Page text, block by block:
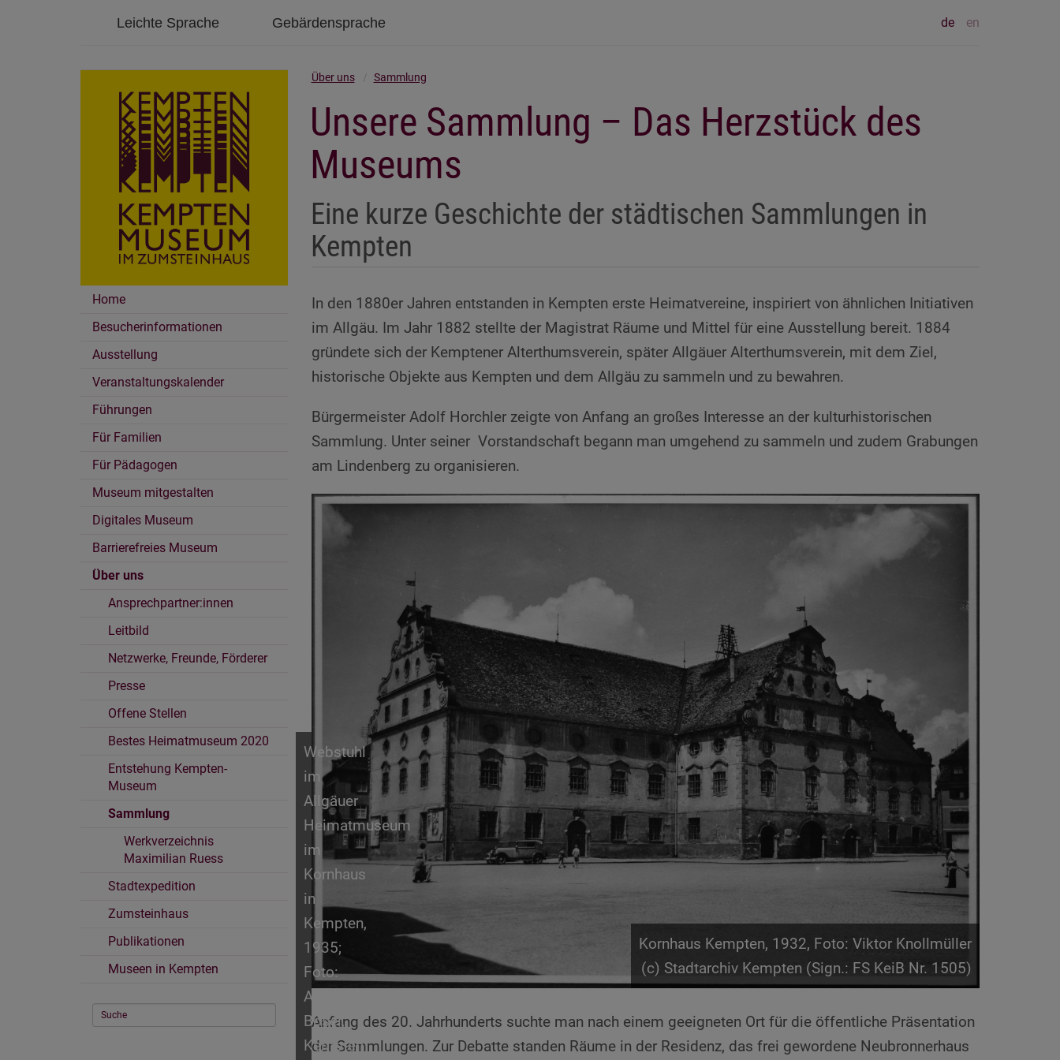
Leichte Sprache Gebärdensprache de en
Home
Besucherinformationen
Ausstellung
Veranstaltungskalender
Führungen
Für Familien
Für Pädagogen
Museum mitgestalten
Digitales Museum
Barrierefreies Museum
Über uns
Ansprechpartner:innen
Leitbild
Netzwerke, Freunde, Förderer
Presse
Offene Stellen
Bestes Heimatmuseum 2020
Entstehung Kempten-
Museum
Sammlung
Werkverzeichnis
Maximilian Ruess
Stadtexpedition
Zumsteinhaus
Publikationen
Museen in Kempten
Über uns Sammlung
Unsere Sammlung – Das Herzstück des
Museums
Eine kurze Geschichte der städtischen Sammlungen in
Kempten
In den 1880er Jahren entstanden in Kempten erste Heimatvereine, inspiriert von ähnlichen Initiativen
im Allgäu. Im Jahr 1882 stellte der Magistrat Räume und Mittel für eine Ausstellung bereit. 1884
gründete sich der Kemptener Alterthumsverein, später Allgäuer Alterthumsverein, mit dem Ziel,
historische Objekte aus Kempten und dem Allgäu zu sammeln und zu bewahren.
Bürgermeister Adolf Horchler zeigte von Anfang an großes Interesse an der kulturhistorischen
Sammlung. Unter seiner Vorstandschaft begann man umgehend zu sammeln und zudem Grabungen
am Lindenberg zu organisieren.
Kornhaus Kempten, 1932, Foto: Viktor Knollmüller
(c) Stadtarchiv Kempten (Sign.: FS KeiB Nr. 1505)
Anfang des 20. Jahrhunderts suchte man nach einem geeigneten Ort für die öffentliche Präsentation
der Sammlungen. Zur Debatte standen Räume in der Residenz, das frei gewordene Neubronnerhaus
Webstuhl
im
Allgäuer
Heimatmuseum
im
Kornhaus
in
Kempten,
1935;
Foto:
Albert
Bösel,
Kempten